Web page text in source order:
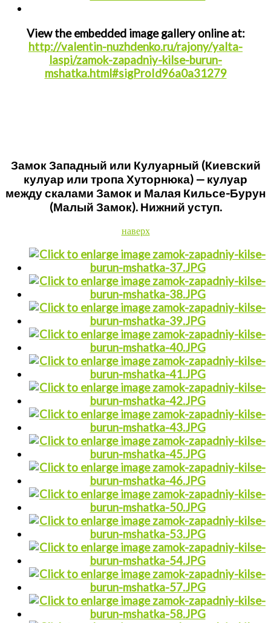
View the embedded image gallery online at:
http://valentin-nuzhdenko.ru/rajony/yalta-
laspi/zamok-zapadniy-kilse-burun-
mshatka.html#sigProId96a0a31279
Замок Западный или Кулуарный (Киевский
кулуар или тропа Хуторнюка) — кулуар
между скалами Замок и Малая Кильсе-Бурун
(Малый Замок). Нижний уступ.
наверх